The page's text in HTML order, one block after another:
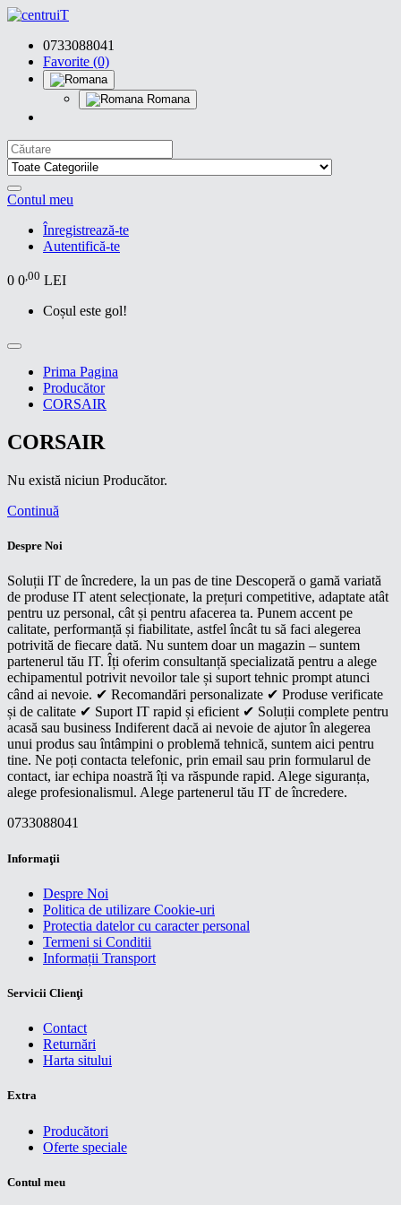
0733088041
Favorite (0)
Romana
Contul meu
Înregistrează-te
Autentifică-te
0 0,00 LEI
Coșul este gol!
Prima Pagina
Producător
CORSAIR
CORSAIR
Nu există niciun Producător.
Continuă
Despre Noi
Soluții IT de încredere, la un pas de tine Descoperă o gamă variată
de produse IT atent selecționate, la prețuri competitive, adaptate atât
pentru uz personal, cât și pentru afacerea ta. Punem accent pe
calitate, performanță și fiabilitate, astfel încât tu să faci alegerea
potrivită de fiecare dată. Nu suntem doar un magazin – suntem
partenerul tău IT. Îți oferim consultanță specializată pentru a alege
echipamentul potrivit nevoilor tale și suport tehnic prompt atunci
când ai nevoie. ✔ Recomandări personalizate ✔ Produse verificate
și de calitate ✔ Suport IT rapid și eficient ✔ Soluții complete pentru
acasă sau business Indiferent dacă ai nevoie de ajutor în alegerea
unui produs sau întâmpini o problemă tehnică, suntem aici pentru
tine. Ne poți contacta telefonic, prin email sau prin formularul de
contact, iar echipa noastră îți va răspunde rapid. Alege siguranța,
alege profesionalismul. Alege partenerul tău IT de încredere.
0733088041
Informaţii
Despre Noi
Politica de utilizare Cookie-uri
Protectia datelor cu caracter personal
Termeni si Conditii
Informații Transport
Servicii Clienţi
Contact
Returnări
Harta sitului
Extra
Producători
Oferte speciale
Contul meu